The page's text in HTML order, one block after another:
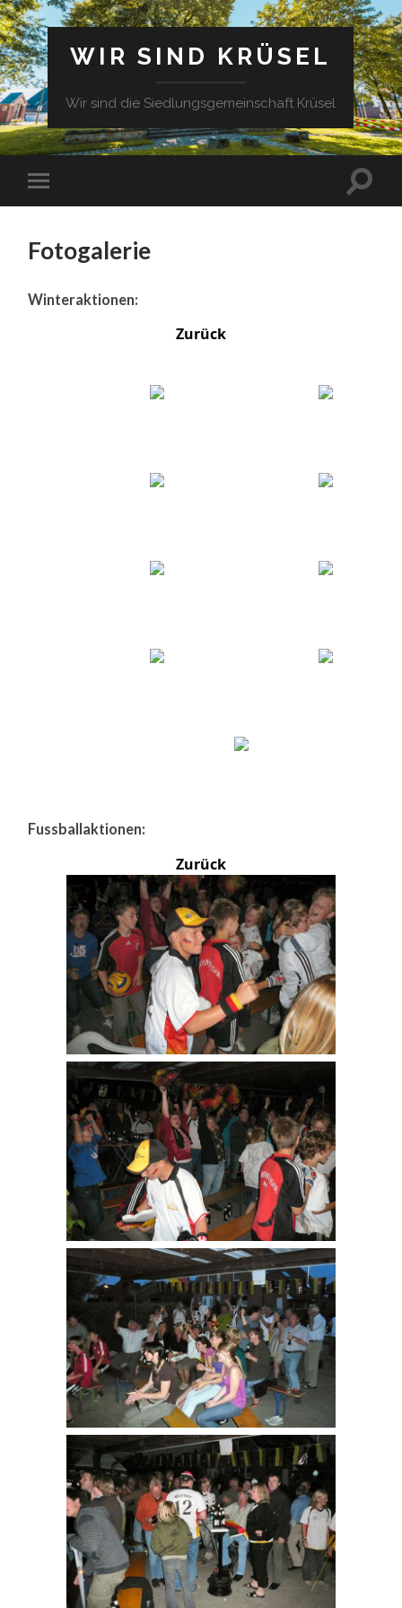
WIR SIND KRÜSEL
Wir sind die Siedlungsgemeinschaft Krüsel
Fotogalerie
Winteraktionen:
Zurück
Fussballaktionen:
Zurück